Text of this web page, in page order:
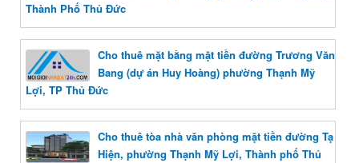
Thành Phố Thủ Đức
Cho thuê mặt bằng mặt tiền đường Trương Văn
Bang (dự án Huy Hoàng) phường Thạnh Mỹ
Lợi, TP Thủ Đức
Cho thuê tòa nhà văn phòng mặt tiền đường Tạ
Hiện, phường Thạnh Mỹ Lợi, Thành phố Thủ